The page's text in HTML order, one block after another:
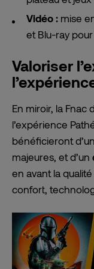
Vidéo : mise
et Blu-ray
Valoriser
En miroir, la Fnac
l’expérience
bénéficieront
majeures, et d’un
en avant la
confort,